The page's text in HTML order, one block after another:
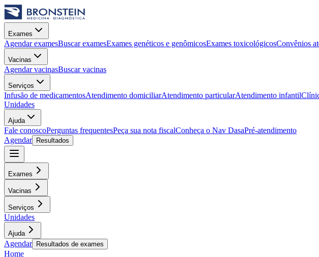
Exames
Agendar examesBuscar examesExames genéticos e genômicosExames toxicológicosConvênios
Vacinas
Agendar vacinasBuscar vacinas
Serviços
Infusão de medicamentosAtendimento domiciliarAtendimento particularAtendimento infantil
Unidades
Ajuda
Fale conoscoPerguntas frequentesPeça sua nota fiscalConheça o Nav DasaPré-atendimento
Agendar
Resultados
Exames
Vacinas
Serviços
Unidades
Ajuda
Agendar Resultados de exames
Home